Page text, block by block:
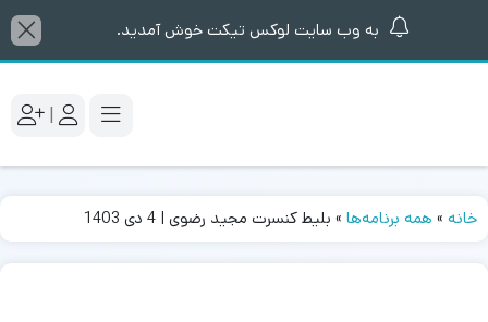
به وب سایت لوکس تیکت خوش آمدید.
|
خانه » همه برنامه‌ها » بلیط کنسرت مجید رضوی | 4 دی 1403